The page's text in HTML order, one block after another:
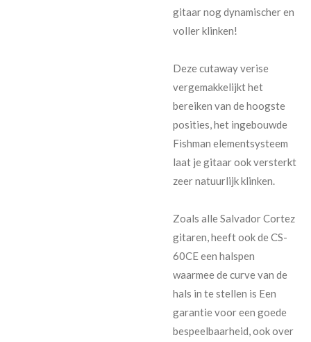
gitaar nog dynamischer en
voller klinken!
Deze cutaway verise
vergemakkelijkt het
bereiken van de hoogste
posities, het ingebouwde
Fishman elementsysteem
laat je gitaar ook versterkt
zeer natuurlijk klinken.
Zoals alle Salvador Cortez
gitaren, heeft ook de CS-
60CE een halspen
waarmee de curve van de
hals in te stellen is Een
garantie voor een goede
bespeelbaarheid, ook over